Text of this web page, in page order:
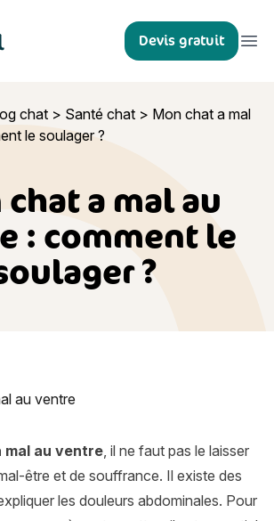
Devis gratuit
chat > Santé chat > Mon chat a mal
le soulager ?
a mal au
: comment le
?
ventre : comment le soulager ?
mal au ventre, il ne faut pas le laisser
être et de souffrance. Il existe des
les douleurs abdominales. Pour